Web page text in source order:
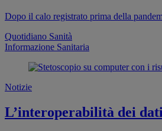
Dopo il calo registrato prima della
Quotidiano Sanità
Informazione Sanitaria
Notizie
L’interoperabilità dei